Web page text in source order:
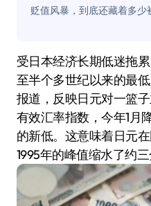
贬值风暴，到底还藏着多少
受日本经济长期低迷拖累，日元的综合实力已经跌
至半个多世纪以来的最
报道，反映日元对一篮
有效汇率指数，今年1月
的新低。这意味着日元
1995年的峰值缩水了约三